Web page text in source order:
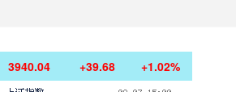
3940.04 +39.68 +1.02%